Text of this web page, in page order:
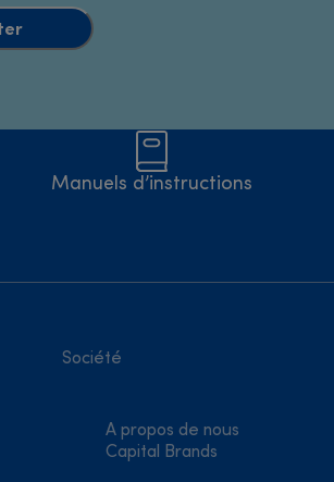
Manuels d’instructions
Société
A propos de nous
Capital Brands